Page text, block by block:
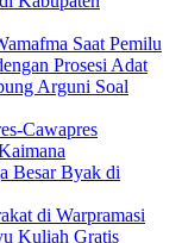
Saat Pemilu
Prosesi Adat
Arguni Soal
Cawapres
Besar Byak di
di Warpramasi
Kuliah Gratis